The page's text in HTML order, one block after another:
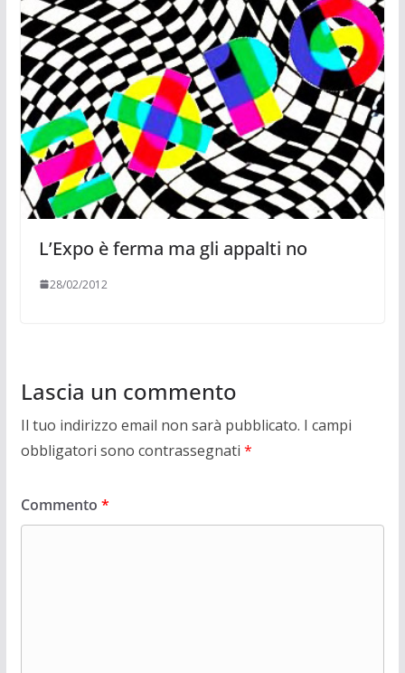
L’Expo è ferma ma gli appalti no
28/02/2012
Lascia un commento
Il tuo indirizzo email non sarà pubblicato. I campi
obbligatori sono contrassegnati *
Commento *